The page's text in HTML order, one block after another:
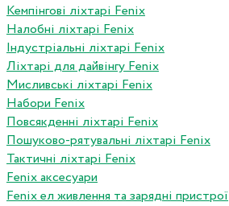
Кемпінгові ліхтарі Fenix
Налобні ліхтарі Fenix
Індустріальні ліхтарі Fenix
Ліхтарі для дайвінгу Fenix
Мисливські ліхтарі Fenix
Набори Fenix
Повсякденні ліхтарі Fenix
Пошуково-рятувальні ліхтарі Fenix
Тактичні ліхтарі Fenix
Fenix аксесуари
Fenix ел живлення та зарядні пристрої